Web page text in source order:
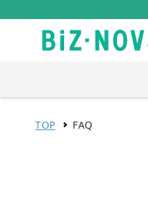
TOP FAQ